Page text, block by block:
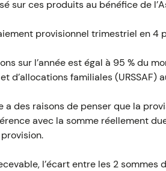
sur ces produits au bénéfice de
provisionnel trimestriel en 4
sur l’année est égal à 95 % du
d’allocations familiales (URSSAF)
a des raisons de penser que la
avec la somme réellement
l’écart entre les 2